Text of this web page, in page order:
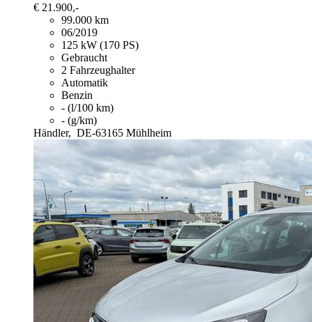
€ 21.900,-
99.000 km
06/2019
125 kW (170 PS)
Gebraucht
2 Fahrzeughalter
Automatik
Benzin
- (l/100 km)
- (g/km)
Händler, DE-63165 Mühlheim